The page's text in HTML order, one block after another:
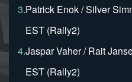
3.Patrick Enok / Silver
EST (Rally2)
4.Jaspar Vaher / Rait
EST (Rally2)